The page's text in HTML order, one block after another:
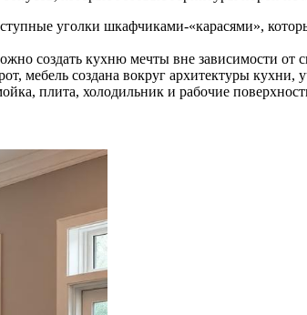
уголки шкафчиками-«карасями»,
создать кухню мечты вне зависимости от
мебель создана вокруг архитектуры
плита, холодильник и рабочие